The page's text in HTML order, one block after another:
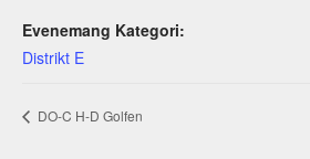
Evenemang Kategori:
Distrikt E
DO-C H-D Golfen